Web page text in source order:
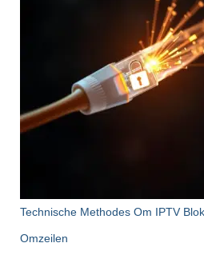
Technische Methodes Om IPTV
Omzeilen